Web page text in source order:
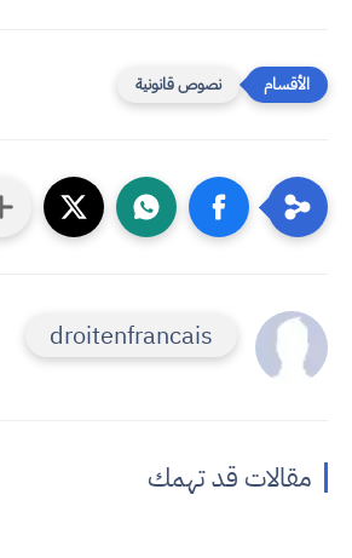
نصوص قانونية
droitenfrancais
مقالات قد تهمك